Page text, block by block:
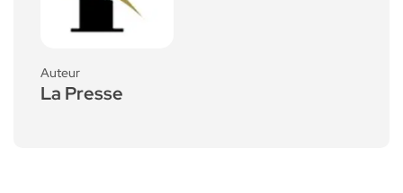
Auteur
La Presse